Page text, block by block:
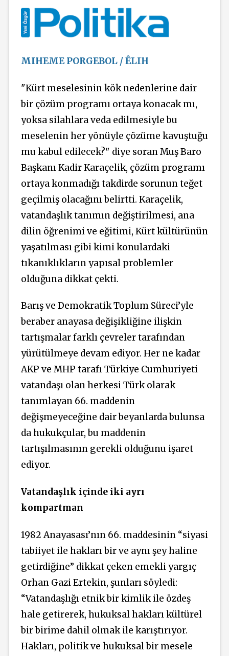
MIHEME PORGEBOL / ÊLIH
"Kürt meselesinin kök nedenlerine dair
bir çözüm programı ortaya konacak mı,
yoksa silahlara veda edilmesiyle bu
meselenin her yönüyle çözüme kavuştuğu
mu kabul edilecek?" diye soran Muş Baro
Başkanı Kadir Karaçelik, çözüm programı
ortaya konmadığı takdirde sorunun teğet
geçilmiş olacağını belirtti. Karaçelik,
vatandaşlık tanımın değiştirilmesi, ana
dilin öğrenimi ve eğitimi, Kürt kültürünün
yaşatılması gibi kimi konulardaki
tıkanıklıkların yapısal problemler
olduğuna dikkat çekti.
Barış ve Demokratik Toplum Süreci’yle
beraber anayasa değişikliğine ilişkin
tartışmalar farklı çevreler tarafından
yürütülmeye devam ediyor. Her ne kadar
AKP ve MHP tarafı Türkiye Cumhuriyeti
vatandaşı olan herkesi Türk olarak
tanımlayan 66. maddenin
değişmeyeceğine dair beyanlarda bulunsa
da hukukçular, bu maddenin
tartışılmasının gerekli olduğunu işaret
ediyor.
Vatandaşlık içinde iki ayrı
kompartman
1982 Anayasası’nın 66. maddesinin “siyasi
tabiiyet ile hakları bir ve aynı şey haline
getirdiğine” dikkat çeken emekli yargıç
Orhan Gazi Ertekin, şunları söyledi:
“Vatandaşlığı etnik bir kimlik ile özdeş
hale getirerek, hukuksal hakları kültürel
bir birime dahil olmak ile karıştırıyor.
Hakları, politik ve hukuksal bir mesele